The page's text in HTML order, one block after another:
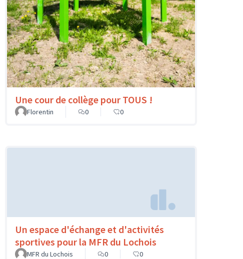
Une cour de collège pour TOUS !
Florentin 0 0
Un espace d'échange et d'activités
sportives pour la MFR du Lochois
MFR du Lochois 0 0